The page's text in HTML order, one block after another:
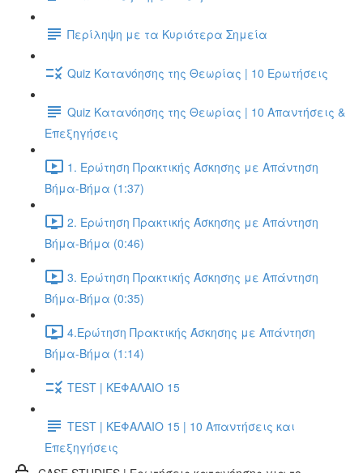
Περίληψη με τα Κυριότερα Σημεία
Quiz Κατανόησης της Θεωρίας | 10 Ερωτήσεις
Quiz Κατανόησης της Θεωρίας | 10 Απαντήσεις &
Επεξηγήσεις
1. Ερώτηση Πρακτικής Άσκησης με Απάντηση
Βήμα-Βήμα (1:37)
2. Ερώτηση Πρακτικής Άσκησης με Απάντηση
Βήμα-Βήμα (0:46)
3. Ερώτηση Πρακτικής Άσκησης με Απάντηση
Βήμα-Βήμα (0:35)
4.Ερώτηση Πρακτικής Άσκησης με Απάντηση
Βήμα-Βήμα (1:14)
TEST | ΚΕΦΑΛΑΙΟ 15
TEST | ΚΕΦΑΛΑΙΟ 15 | 10 Απαντήσεις και
Επεξηγήσεις